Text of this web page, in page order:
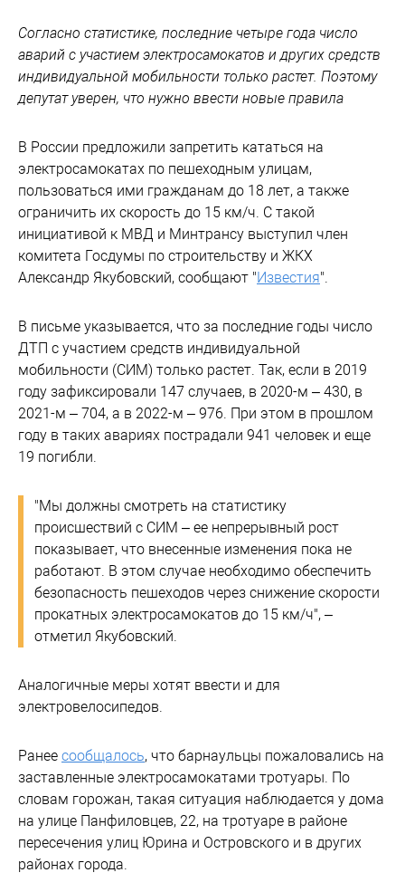
Согласно статистике, последние четыре года число
аварий с участием электросамокатов и других средств
индивидуальной мобильности только растет. Поэтому
депутат уверен, что нужно ввести новые правила
В России предложили запретить кататься на
электросамокатах по пешеходным улицам,
пользоваться ими гражданам до 18 лет, а также
ограничить их скорость до 15 км/ч. С такой
инициативой к МВД и Минтрансу выступил член
комитета Госдумы по строительству и ЖКХ
Александр Якубовский, сообщают "Известия".
В письме указывается, что за последние годы число
ДТП с участием средств индивидуальной
мобильности (СИМ) только растет. Так, если в 2019
году зафиксировали 147 случаев, в 2020-м – 430, в
2021-м – 704, а в 2022-м – 976. При этом в прошлом
году в таких авариях пострадали 941 человек и еще
19 погибли.
"Мы должны смотреть на статистику
происшествий с СИМ – ее непрерывный рост
показывает, что внесенные изменения пока не
работают. В этом случае необходимо обеспечить
безопасность пешеходов через снижение скорости
прокатных электросамокатов до 15 км/ч", –
отметил Якубовский.
Аналогичные меры хотят ввести и для
электровелосипедов.
Ранее сообщалось, что барнаульцы пожаловались на
заставленные электросамокатами тротуары. По
словам горожан, такая ситуация наблюдается у дома
на улице Панфиловцев, 22, на тротуаре в районе
пересечения улиц Юрина и Островского и в других
районах города.